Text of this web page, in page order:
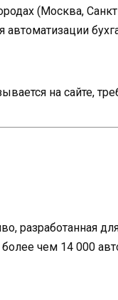
(Москва,
на сайте,
разработанная
чем 14 000